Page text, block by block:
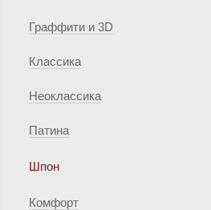
Граффити и 3D
Классика
Неоклассика
Патина
Шпон
Комфорт